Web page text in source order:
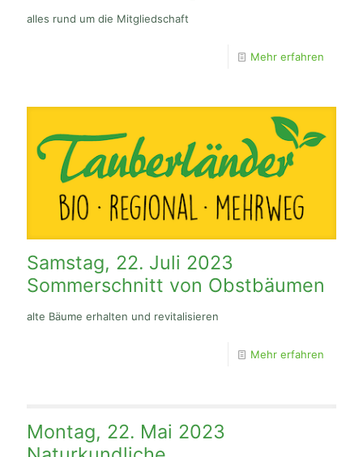
alles rund um die Mitgliedschaft
Mehr erfahren
Samstag, 22. Juli 2023
Sommerschnitt von Obstbäumen
alte Bäume erhalten und revitalisieren
Mehr erfahren
Montag, 22. Mai 2023